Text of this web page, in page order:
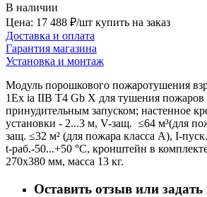
В наличии
Цена: 17 488 ₽/шт купить на заказ
Доставка и оплата
Гарантия магазина
Установка и монтаж
Модуль порошкового пожаротушения
1Ex ia IIB T4 Gb X для тушения
принудительным запуском; настенное
установки - 2...3 м, V-защ. ≤64 м³(для
защ. ≤32 м² (для пожара класса А), I-
t-раб.-50...+50 °С, кронштейн в
270х380 мм, масса 13 кг.
Оставить отзыв или задать